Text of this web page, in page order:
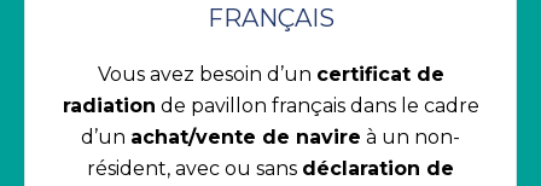
FRANÇAIS
Vous avez besoin d’un certificat de
radiation de pavillon français dans le cadre
d’un achat/vente de navire à un non-
résident, avec ou sans déclaration de